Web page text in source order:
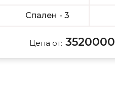
Спален - 3
Цена от: 3520000